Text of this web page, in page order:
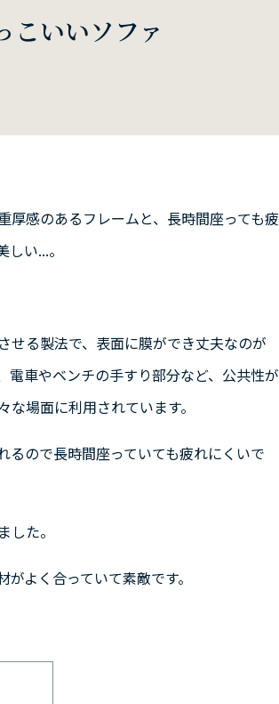
こいいソファ
厚感のあるフレームと、長時間座っても疲
い...。
せる製法で、表面に膜ができ丈夫なのが
車やベンチの手すり部分など、公共性が
場面に利用されています。
ので長時間座っていても疲れにくいで
た。
よく合っていて素敵です。